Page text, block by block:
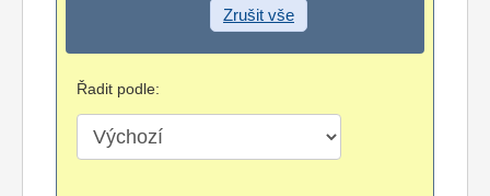
Zrušit vše
Řadit podle: